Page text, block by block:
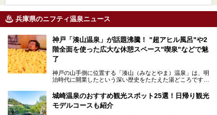
兵庫県のニフティ温泉ニュース
神戸「湊山温泉」が話題沸騰！ "超アヒル風呂"や2
階全面を使った広大な休憩スペース"喫泉"などで魅
了
神戸の山手側に位置する「湊山（みなとやま）温泉」は、明
治時代に開業したという深い歴史をたたえた湯どころです。
っぱいに浮かぶアヒルちゃん。さらに、ゆったりくつろげて
コワーキングも可能な休憩スペースも人気に。斬新な企画や
設備で人々をアッと驚かせる湊山温泉の魅力をリポートしま
城崎温泉のおすすめ観光スポット25選！日帰り観光
モデルコースも紹介